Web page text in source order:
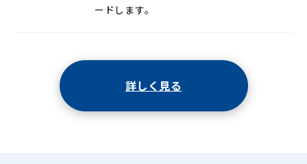
ードします。
詳しく見る